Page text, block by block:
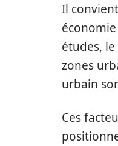
Il
études,
zones
urbain
Ces